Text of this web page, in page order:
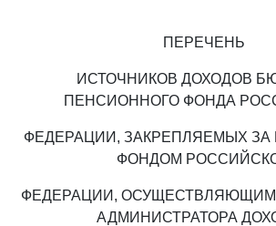
ПЕРЕЧЕНЬ
ИСТОЧНИКОВ ДОХОДОВ
ПЕНСИОННОГО ФОНДА
ФЕДЕРАЦИИ, ЗАКРЕПЛЯЕМЫХ
ФОНДОМ
ФЕДЕРАЦИИ,
АДМИНИСТРАТОРА